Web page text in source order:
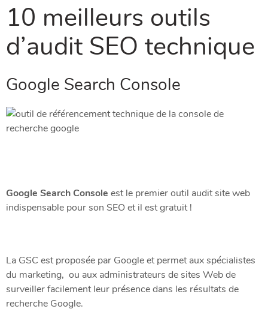
10 meilleurs outils
d’audit SEO technique
Google Search Console
Google Search Console est le premier outil audit site web
indispensable pour son SEO et il est gratuit !
La GSC est proposée par Google et permet aux spécialistes
du marketing, ou aux administrateurs de sites Web de
surveiller facilement leur présence dans les résultats de
recherche Google.